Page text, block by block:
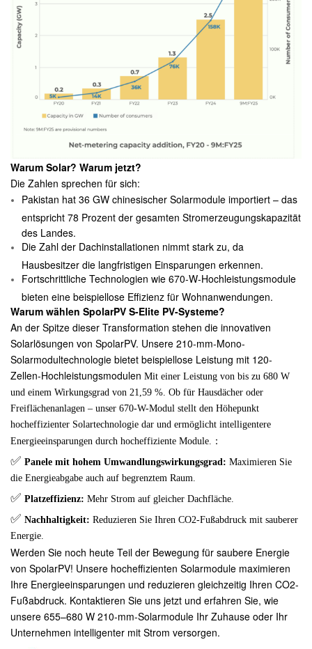
Warum Solar? Warum jetzt?
Die Zahlen sprechen für sich:
Pakistan hat 36 GW chinesischer Solarmodule importiert – das
entspricht 78 Prozent der gesamten Stromerzeugungskapazität
des Landes.
Die Zahl der Dachinstallationen nimmt stark zu, da
Hausbesitzer die langfristigen Einsparungen erkennen.
Fortschrittliche Technologien wie 670-W-Hochleistungsmodule
bieten eine beispiellose Effizienz für Wohnanwendungen.
Warum wählen SpolarPV S-Elite PV-Systeme?
An der Spitze dieser Transformation stehen die innovativen
Solarlösungen von SpolarPV. Unsere 210-mm-Mono-
Solarmodultechnologie bietet beispiellose Leistung mit 120-
Zellen-Hochleistungsmodulen Mit einer Leistung von bis zu 680 W
und einem Wirkungsgrad von 21,59 %. Ob für Hausdächer oder
Freiflächenanlagen – unser 670-W-Modul stellt den Höhepunkt
hocheffizienter Solartechnologie dar und ermöglicht intelligentere
Energieeinsparungen durch hocheffiziente Module. ：
✅ Panele mit hohem Umwandlungswirkungsgrad: Maximieren Sie
die Energieabgabe auch auf begrenztem Raum.
✅ Platzeffizienz: Mehr Strom auf gleicher Dachfläche.
✅ Nachhaltigkeit: Reduzieren Sie Ihren CO2-Fußabdruck mit sauberer
Energie.
Werden Sie noch heute Teil der Bewegung für saubere Energie
von SpolarPV! Unsere hocheffizienten Solarmodule maximieren
Ihre Energieeinsparungen und reduzieren gleichzeitig Ihren CO2-
Fußabdruck. Kontaktieren Sie uns jetzt und erfahren Sie, wie
unsere 655–680 W 210-mm-Solarmodule Ihr Zuhause oder Ihr
Unternehmen intelligenter mit Strom versorgen.